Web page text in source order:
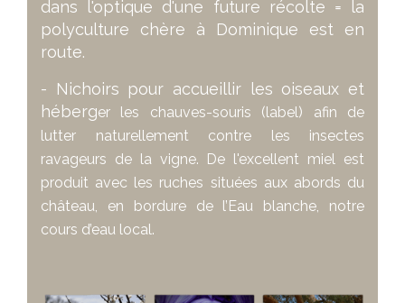
dans l'optique d'une future récolte = la
polyculture chère à Dominique est en
route.
- Nichoirs pour accueillir les oiseaux et
héberger les chauves-souris (label) afin de
lutter naturellement contre les insectes
ravageurs de la vigne. De l'excellent miel est
produit avec les ruches situées aux abords du
château, en bordure de l’Eau blanche, notre
cours d’eau local.